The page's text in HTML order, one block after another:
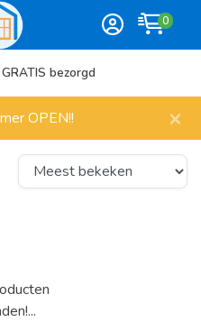
0
bezorgd
OPEN!! ×